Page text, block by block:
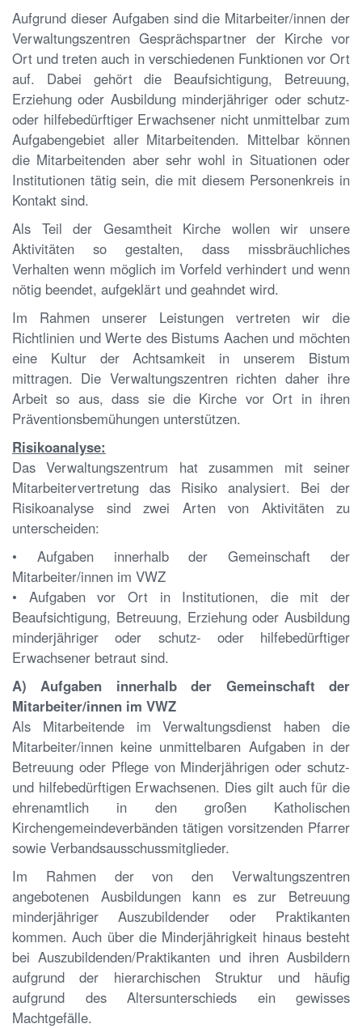
Aufgrund dieser Aufgaben sind die Mitarbeiter/innen der
Verwaltungszentren Gesprächspartner der Kirche vor
Ort und treten auch in verschiedenen Funktionen vor Ort
auf. Dabei gehört die Beaufsichtigung, Betreuung,
Erziehung oder Ausbildung minderjähriger oder schutz-
oder hilfebedürftiger Erwachsener nicht unmittelbar zum
Aufgabengebiet aller Mitarbeitenden. Mittelbar können
die Mitarbeitenden aber sehr wohl in Situationen oder
Institutionen tätig sein, die mit diesem Personenkreis in
Kontakt sind.
Als Teil der Gesamtheit Kirche wollen wir unsere
Aktivitäten so gestalten, dass missbräuchliches
Verhalten wenn möglich im Vorfeld verhindert und wenn
nötig beendet, aufgeklärt und geahndet wird.
Im Rahmen unserer Leistungen vertreten wir die
Richtlinien und Werte des Bistums Aachen und möchten
eine Kultur der Achtsamkeit in unserem Bistum
mittragen. Die Verwaltungszentren richten daher ihre
Arbeit so aus, dass sie die Kirche vor Ort in ihren
Präventionsbemühungen unterstützen.
Risikoanalyse:
Das Verwaltungszentrum hat zusammen mit seiner
Mitarbeitervertretung das Risiko analysiert. Bei der
Risikoanalyse sind zwei Arten von Aktivitäten zu
unterscheiden:
• Aufgaben innerhalb der Gemeinschaft der
Mitarbeiter/innen im VWZ
• Aufgaben vor Ort in Institutionen, die mit der
Beaufsichtigung, Betreuung, Erziehung oder Ausbildung
minderjähriger oder schutz- oder hilfebedürftiger
Erwachsener betraut sind.
A) Aufgaben innerhalb der Gemeinschaft der
Mitarbeiter/innen im VWZ
Als Mitarbeitende im Verwaltungsdienst haben die
Mitarbeiter/innen keine unmittelbaren Aufgaben in der
Betreuung oder Pflege von Minderjährigen oder schutz-
und hilfebedürftigen Erwachsenen. Dies gilt auch für die
ehrenamtlich in den großen Katholischen
Kirchengemeindeverbänden tätigen vorsitzenden Pfarrer
sowie Verbandsausschussmitglieder.
Im Rahmen der von den Verwaltungszentren
angebotenen Ausbildungen kann es zur Betreuung
minderjähriger Auszubildender oder Praktikanten
kommen. Auch über die Minderjährigkeit hinaus besteht
bei Auszubildenden/Praktikanten und ihren Ausbildern
aufgrund der hierarchischen Struktur und häufig
aufgrund des Altersunterschieds ein gewisses
Machtgefälle.